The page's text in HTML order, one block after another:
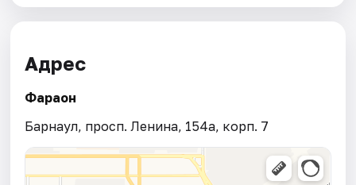
Адрес
Фараон
Барнаул, просп. Ленина, 154а, корп. 7